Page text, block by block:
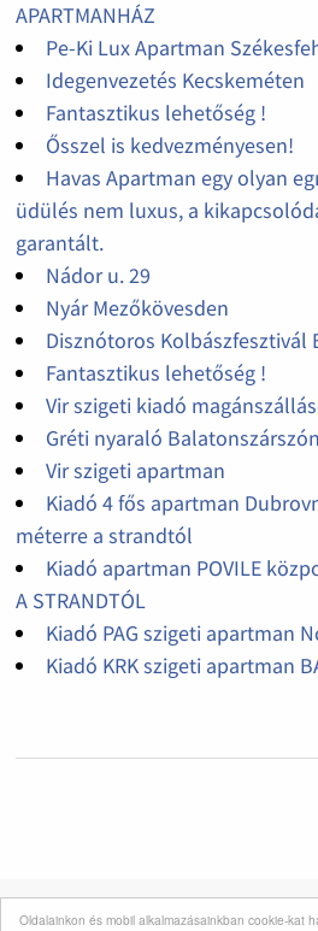
Oldalainkon és mobil alkalmazásainkban cookie-kat
APARTMANHÁZ
Pe-Ki Lux Apartman
Idegenvezetés Kecskeméten
Fantasztikus lehetőség !
Ősszel is kedvezményesen!
Havas Apartman egy olyan
üdülés nem luxus, a
garantált.
Nádor u. 29
Nyár Mezőkövesden
Disznótoros Kolbászfesztivál
Fantasztikus lehetőség !
Vir szigeti kiadó
Gréti nyaraló
Vir szigeti apartman
Kiadó 4 fős apartman
méterre a strandtól
Kiadó apartman POVILE
A STRANDTÓL
Kiadó PAG szigeti apartman
Kiadó KRK szigeti apartman